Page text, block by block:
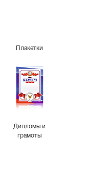
Плакетки
Дипломы и
грамоты